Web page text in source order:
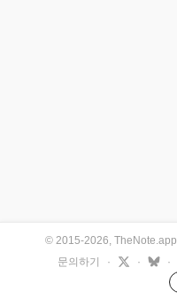
© 2015-2026, TheNote.app
문의하기
· · ·